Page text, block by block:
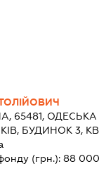
65481,
БУДИНОК 3,
(грн.): 88 000